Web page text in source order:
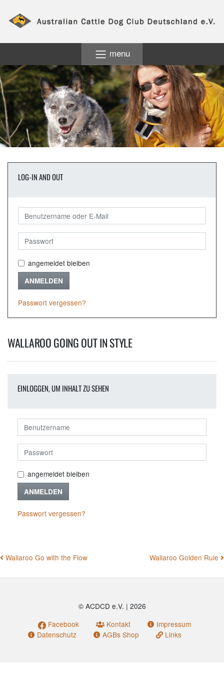
menu
LOG-IN AND OUT
angemeldet bleiben
ANMELDEN
Passwort vergessen?
WALLAROO GOING OUT IN STYLE
EINLOGGEN, UM INHALT ZU SEHEN
angemeldet bleiben
ANMELDEN
Passwort vergessen?
BEITRAGSNAVIGATION
Wallaroo Go with the Flow Wallaroo Golden Rule
© ACDCD e.V. | 2026
Facebook
Kontakt
Impressum
Datenschutz
AGBs Shop Links